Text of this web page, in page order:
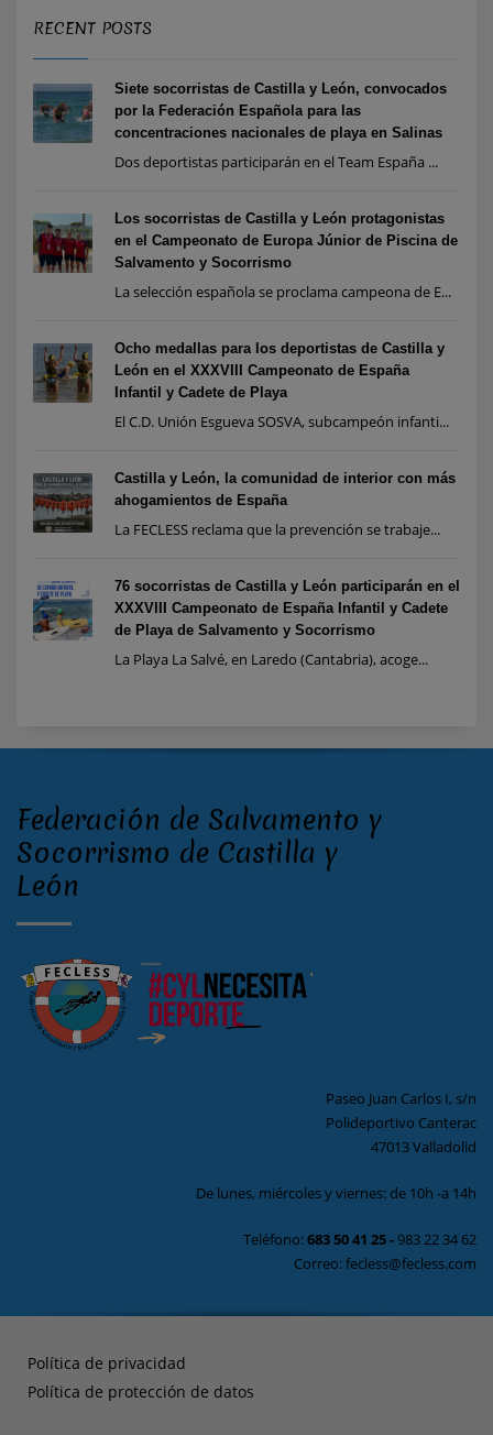
RECENT POSTS
Siete socorristas de Castilla y León, convocados
por la Federación Española para las
concentraciones nacionales de playa en Salinas
Dos deportistas participarán en el Team España ...
Los socorristas de Castilla y León protagonistas
en el Campeonato de Europa Júnior de Piscina de
Salvamento y Socorrismo
La selección española se proclama campeona de E...
Ocho medallas para los deportistas de Castilla y
León en el XXXVIII Campeonato de España
Infantil y Cadete de Playa
El C.D. Unión Esgueva SOSVA, subcampeón infanti...
Castilla y León, la comunidad de interior con más
ahogamientos de España
La FECLESS reclama que la prevención se trabaje...
76 socorristas de Castilla y León participarán en el
XXXVIII Campeonato de España Infantil y Cadete
de Playa de Salvamento y Socorrismo
La Playa La Salvé, en Laredo (Cantabria), acoge...
Federación de Salvamento y
Socorrismo de Castilla y
León
Paseo Juan Carlos I, s/n
Polideportivo Canterac
47013 Valladolid
De lunes, miércoles y viernes: de 10h -a 14h
Teléfono:683 50 41 25-983 22 34 62
Correo: fecless@fecless.com
Política de privacidad
Política de protección de datos